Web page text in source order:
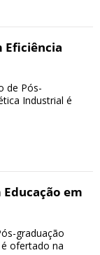
Eficiência
de Pós-
Industrial é
em
graduação
ofertado na